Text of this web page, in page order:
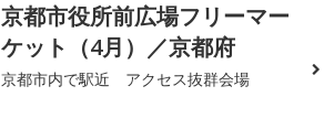
京都市役所前広場フリーマー
ケット（4月）／京都府
京都市内で駅近 アクセス抜群会場